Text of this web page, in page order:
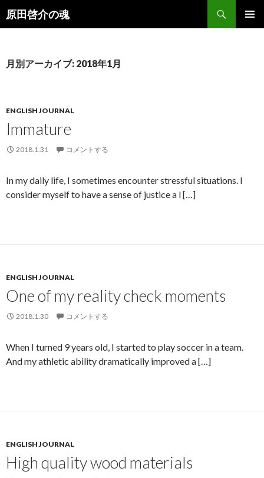
原田啓介の魂
索
ン
キ
ッ
プ
月別アーカイブ: 2018年1月
ENGLISH JOURNAL
Immature
2018.1.31 コメントする
In my daily life, I sometimes encounter stressful situations. I
consider myself to have a sense of justice a l […]
ENGLISH JOURNAL
One of my reality check moments
2018.1.30 コメントする
When I turned 9 years old, I started to play soccer in a team.
And my athletic ability dramatically improved a […]
ENGLISH JOURNAL
High quality wood materials